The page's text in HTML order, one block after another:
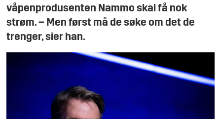
våpenprodusenten Nammo skal få nok
strøm. – Men først må de søke om det de
trenger, sier han.